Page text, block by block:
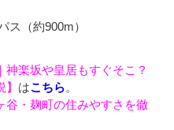
ス（約900m）
神楽坂や皇居もすぐそこ？
はこちら。
谷・麹町の住みやすさを徹